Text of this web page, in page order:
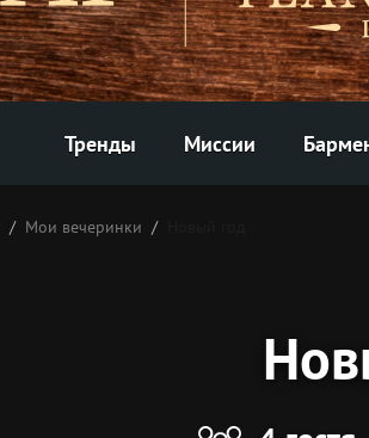
Тренды Миссии
Мои вечеринки